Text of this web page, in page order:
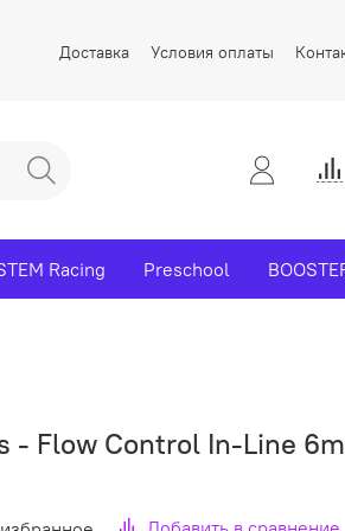
Доставка Условия оплаты
Racing Preschool
- Flow Control In-Line